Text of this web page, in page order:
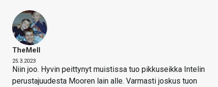
TheMeII
25.3.2023
Niin joo. Hyvin peittynyt muistissa tuo pikkuseikka Intelin
perustajuudesta Mooren lain alle. Varmasti joskus tuon